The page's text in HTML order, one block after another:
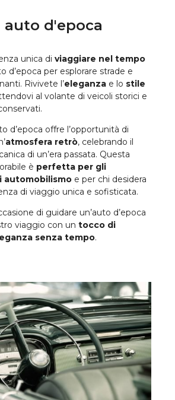
d'epoca
unica di viaggiare nel tempo
d’epoca per esplorare strade e
Rivivete l’eleganza e lo stile
al volante di veicoli storici e
d’epoca offre l’opportunità di
atmosfera retrò, celebrando il
di un’era passata. Questa
è perfetta per gli
automobilismo e per chi desidera
di viaggio unica e sofisticata.
di guidare un’auto d’epoca
viaggio con un tocco di
senza tempo.